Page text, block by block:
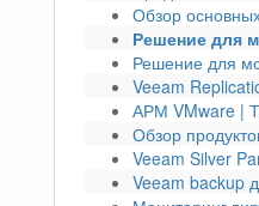
Обзор
Решение для
Решение для
Veeam
АРМ VMware |
Обзор
Veeam Silver
Veeam backup